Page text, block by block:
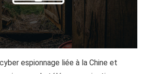
espionnage liée à la Chine et